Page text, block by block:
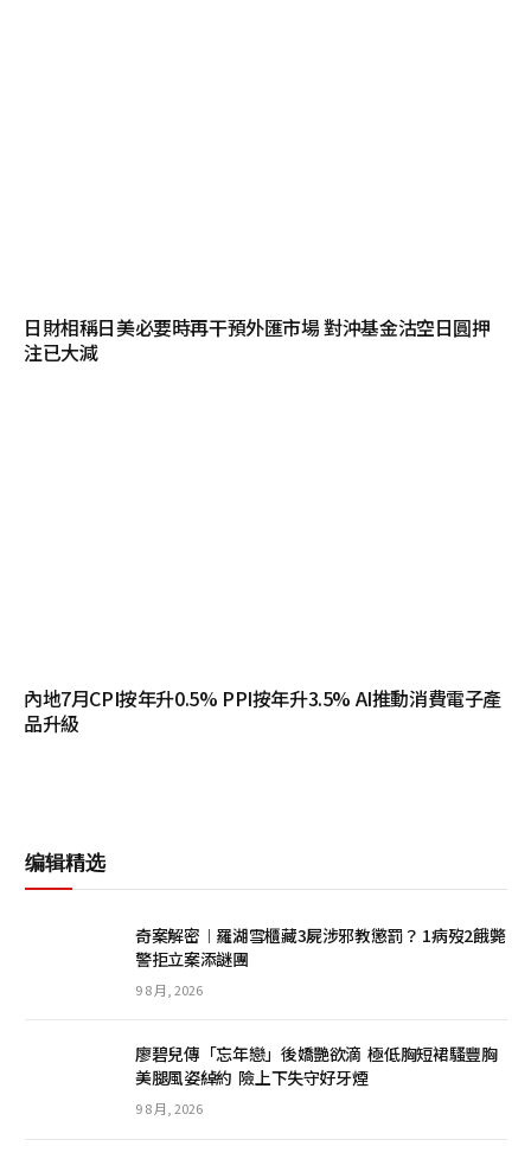
日財相稱日美必要時再干預外匯市場 對沖基金沽空日圓押
注已大減
內地7月CPI按年升0.5% PPI按年升3.5% AI推動消費電子產
品升級
编辑精选
奇案解密︱羅湖雪櫃藏3屍涉邪教懲罰？ 1病歿2餓斃
警拒立案添謎團
9 8 月, 2026
廖碧兒傳「忘年戀」後嬌艷欲滴 極低胸短裙騷豐胸
美腿風姿綽約 險上下失守好牙煙
9 8 月, 2026